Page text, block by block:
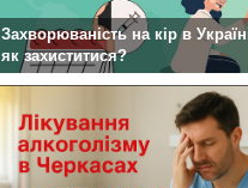
Захворюваність на кір в
як захиститися?